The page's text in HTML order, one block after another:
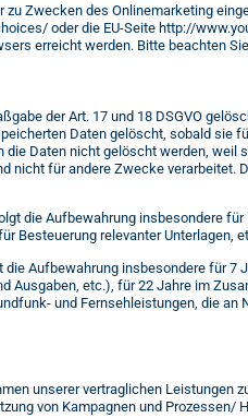
zu Zwecken des Onlinemarketing
oder die EU-Seite http://
erreicht werden. Bitte beachten
der Art. 17 und 18 DSGVO
Daten gelöscht, sobald
Daten nicht gelöscht werden,
nicht für andere Zwecke
die Aufbewahrung insbesondere
Besteuerung relevanter Unterlagen,
Aufbewahrung insbesondere für 7
Ausgaben, etc.), für 22 Jahre im
und Fernsehleistungen, die
unserer vertraglichen
von Kampagnen und